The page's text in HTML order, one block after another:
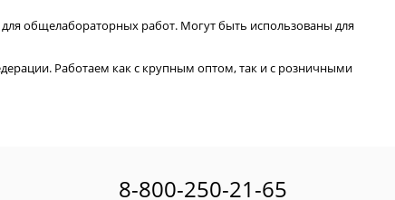
общелабораторных работ. Могут быть использованы для
Работаем как с крупным оптом, так и с розничными
8-800-250-21-65